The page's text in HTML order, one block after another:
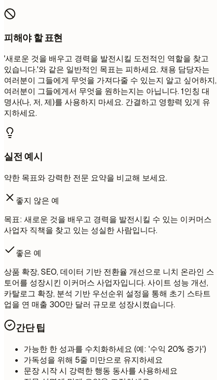
피해야 할 표현
'새로운 것을 배우고 경력을 발전시킬 도전적인 역할을 찾고
있습니다.'와 같은 일반적인 목표는 피하세요. 채용 담당자는
여러분이 그들에게 무엇을 가져다줄 수 있는지 알고 싶어하지,
여러분이 그들에게서 무엇을 원하는지는 아닙니다. 1인칭 대
명사(나, 저, 제)를 사용하지 마세요. 간결하고 영향력 있게 유
지하세요.
실전 예시
약한 목표와 강력한 전문 요약을 비교해 보세요.
좋지 않은 예
목표: 새로운 것을 배우고 경력을 발전시킬 수 있는 이커머스
사업자 직책을 찾고 있는 성실한 사람입니다.
좋은 예
상품 확장, SEO, 데이터 기반 전환율 개선으로 니치 온라인 스
토어를 성장시킨 이커머스 사업자입니다. 사이트 성능 개선,
카탈로그 확장, 분석 기반 우선순위 설정을 통해 초기 스타트
업을 연 매출 300만 달러 규모로 성장시켰습니다.
간단 팁
가능한 한 성과를 수치화하세요 (예: '수익 20% 증가')
가독성을 위해 5줄 미만으로 유지하세요
문장 시작 시 강력한 행동 동사를 사용하세요